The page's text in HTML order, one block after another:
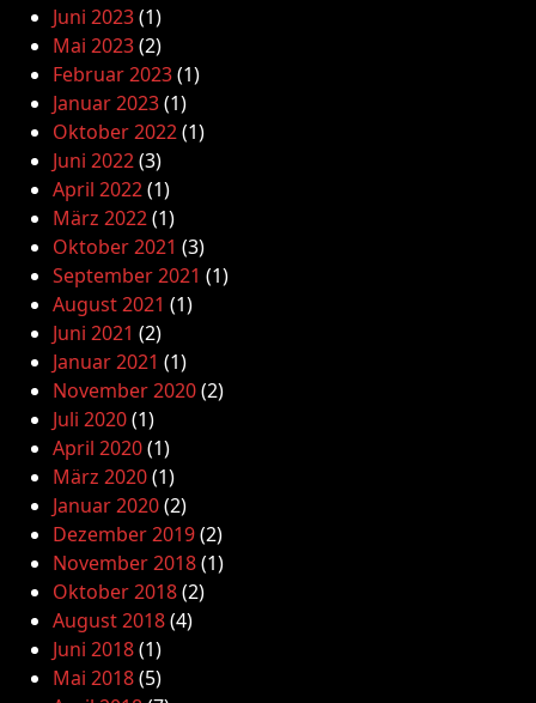
Juni 2023(1)
Mai 2023(2)
Februar 2023(1)
Januar 2023(1)
Oktober 2022(1)
Juni 2022(3)
April 2022(1)
März 2022(1)
Oktober 2021 (3)
September 2021 (1)
August 2021 (1)
Juni 2021 (2)
Januar 2021 (1)
November 2020(2)
Juli 2020(1)
April 2020(1)
März 2020(1)
Januar 2020(2)
Dezember 2019(2)
November 2018(1)
Oktober 2018(2)
August 2018(4)
Juni 2018(1)
Mai 2018(5)